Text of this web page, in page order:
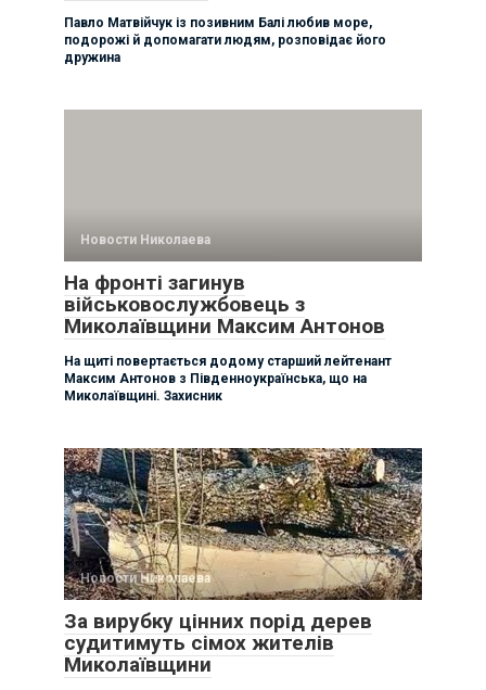
Павло Матвійчук із позивним Балі любив море,
подорожі й допомагати людям, розповідає його
дружина
Новости Николаева
На фронті загинув
військовослужбовець з
Миколаївщини Максим Антонов
На щиті повертається додому старший лейтенант
Максим Антонов з Південноукраїнська, що на
Миколаївщині. Захисник
Новости Николаева
За вирубку цінних порід дерев
судитимуть сімох жителів
Миколаївщини